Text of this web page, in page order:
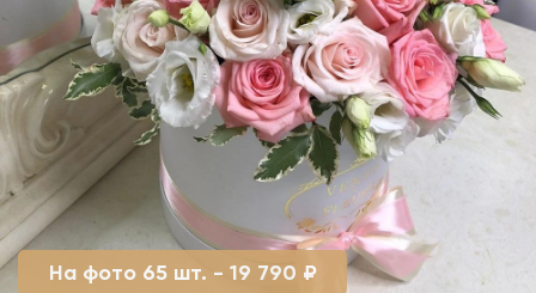
На фото 65 шт. - 19 790 ₽